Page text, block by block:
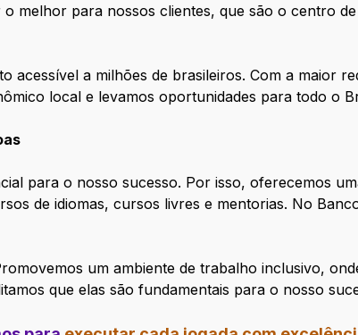
melhor para nossos clientes, que são o centro
acessível a milhões de brasileiros. Com a maior
local e levamos oportunidades para todo o
para o nosso sucesso. Por isso, oferecemos
de idiomas, cursos livres e mentorias. No
um ambiente de trabalho inclusivo,
que elas são fundamentais para o nosso